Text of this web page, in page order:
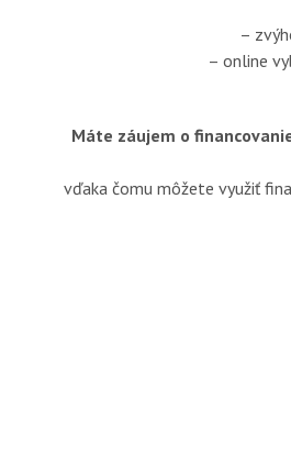
–
– online
Máte záujem o
vďaka čomu môžete využiť